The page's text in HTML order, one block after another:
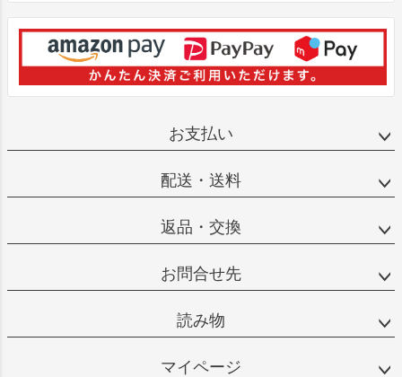
お支払い
配送・送料
返品・交換
お問合せ先
読み物
マイページ